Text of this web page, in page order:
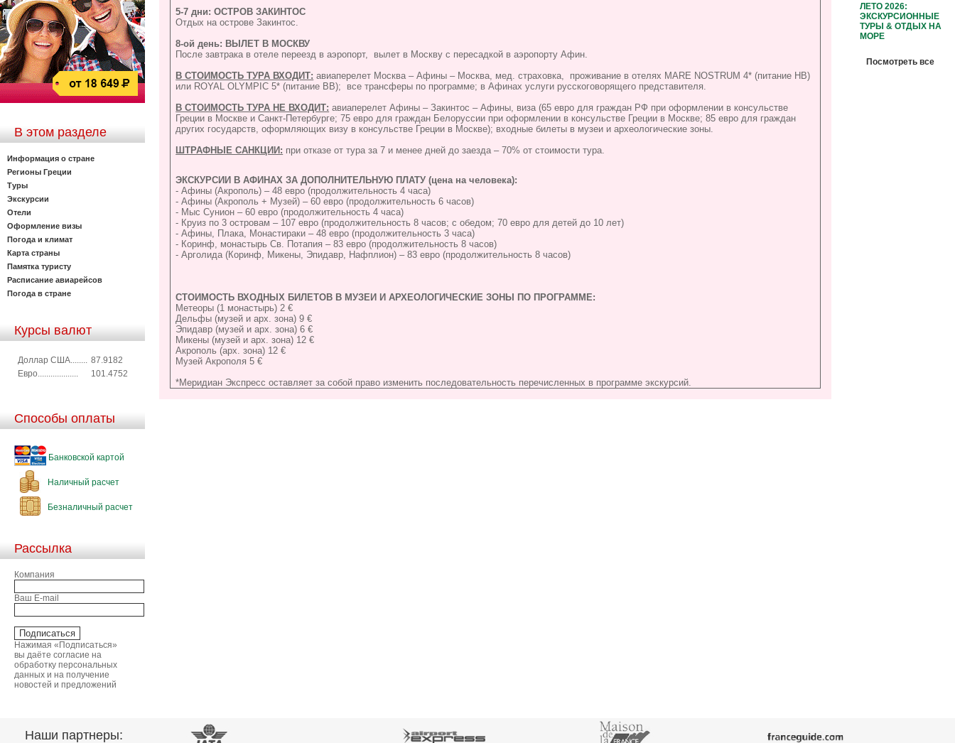
В этом разделе
Информация о стране
Регионы Греции
Туры
Экскурсии
Отели
Оформление визы
Погода и климат
Карта страны
Памятка туристу
Расписание авиарейсов
Погода в стране
Курсы валют
Доллар США........ 87.9182
Евро...................
101.4752
Способы оплаты
Банковской картой
Наличный расчет
Безналичный расчет
Рассылка
Компания
Ваш E-mail
Нажимая «Подписаться»
вы даёте согласие на
обработку персональных
данных и на получение
новостей и предложений
5-7 дни: ОСТРОВ ЗАКИНТОС
Отдых на острове Закинтос.
8-ой день: ВЫЛЕТ В МОСКВУ
После завтрака в отеле переезд в аэропорт, вылет в Москву с пересадкой в аэропорту Афин.
В СТОИМОСТЬ ТУРА ВХОДИТ: авиаперелет Москва – Афины – Москва, мед. страховка, проживание в отелях MARE NOSTRUM 4* (питание HВ)
или ROYAL OLYMPIC 5* (питание ВВ); все трансферы по программе; в Афинах услуги русскоговорящего представителя.
В СТОИМОСТЬ ТУРА НЕ ВХОДИТ: авиаперелет Афины – Закинтос – Афины, виза (65 евро для граждан РФ при оформлении в консульстве
Греции в Москве и Санкт-Петербурге; 75 евро для граждан Белоруссии при оформлении в консульстве Греции в Москве; 85 евро для граждан
других государств, оформляющих визу в консульстве Греции в Москве); входные билеты в музеи и археологические зоны.
ШТРАФНЫЕ САНКЦИИ: при отказе от тура за 7 и менее дней до заезда – 70% от стоимости тура.
ЭКСКУРСИИ В АФИНАХ ЗА ДОПОЛНИТЕЛЬНУЮ ПЛАТУ (цена на человека):
- Афины (Акрополь) – 48 евро (продолжительность 4 часа)
- Афины (Акрополь + Музей) – 60 евро (продолжительность 6 часов)
- Мыс Сунион – 60 евро (продолжительность 4 часа)
- Круиз по 3 островам – 107 евро (продолжительность 8 часов; с обедом; 70 евро для детей до 10 лет)
- Афины, Плака, Монастираки – 48 евро (продолжительность 3 часа)
- Коринф, монастырь Св. Потапия – 83 евро (продолжительность 8 часов)
- Арголида (Коринф, Микены, Эпидавр, Нафплион) – 83 евро (продолжительность 8 часов)
СТОИМОСТЬ ВХОДНЫХ БИЛЕТОВ В МУЗЕИ И АРХЕОЛОГИЧЕСКИЕ ЗОНЫ ПО ПРОГРАММЕ:
Метеоры (1 монастырь) 2 €
Дельфы (музей и арх. зона) 9 €
Эпидавр (музей и арх. зона) 6 €
Микены (музей и арх. зона) 12 €
Акрополь (арх. зона) 12 €
Музей Акрополя 5 €
*Меридиан Экспресс оставляет за собой право изменить последовательность перечисленных в программе экскурсий.
ЛЕТО 2026:
ЭКСКУРСИОННЫЕ
ТУРЫ & ОТДЫХ НА
МОРЕ
Посмотреть все
Наши партнеры: